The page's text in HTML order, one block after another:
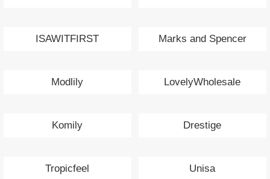
ISAWITFIRST Marks and Spencer
Modlily LovelyWholesale
Komily Drestige
Tropicfeel Unisa